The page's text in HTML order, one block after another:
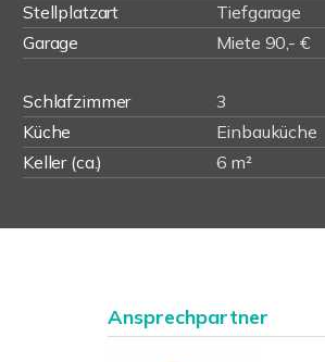
Stellplatzart
Tiefgarage
Garage
Miete 90,- €
Schlafzimmer
3
Küche
Einbauküche
Keller (ca.) 6 m²
Ansprechpartner